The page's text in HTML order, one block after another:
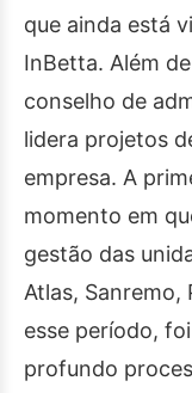
que ainda está
InBetta. Além
conselho de
lidera projetos
empresa. A
momento em
gestão das
Atlas, Sanremo,
esse período,
profundo